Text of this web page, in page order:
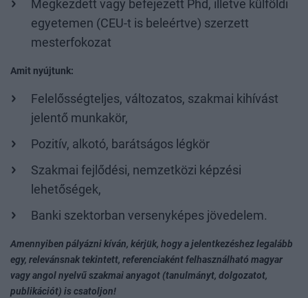
Megkezdett vagy befejezett Phd, illetve külföldi
egyetemen (CEU-t is beleértve) szerzett
mesterfokozat
Amit nyújtunk:
Felelősségteljes, változatos, szakmai kihívást
jelentő munkakör,
Pozitív, alkotó, barátságos légkör
Szakmai fejlődési, nemzetközi képzési
lehetőségek,
Banki szektorban versenyképes jövedelem.
Amennyiben pályázni kíván, kérjük, hogy a jelentkezéshez legalább
egy, relevánsnak tekintett, referenciaként felhasználható magyar
vagy angol nyelvű szakmai anyagot (tanulmányt, dolgozatot,
publikációt) is csatoljon!